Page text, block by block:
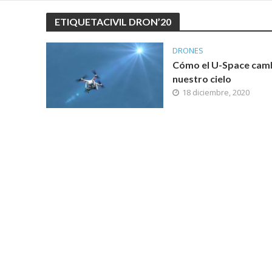
ETIQUETACIVIL DRON’20
DRONES
Cómo el U-Space
nuestro cielo
18 diciembre, 2020